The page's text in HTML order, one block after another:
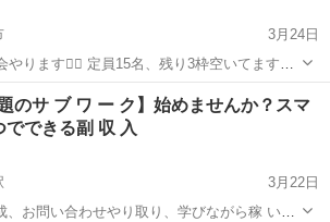
3月24日
やります🙆‍♂️ 定員15名、残り3枠空いてます。
時 場所: Cafe&Bar ハコブネ(普天間) 会費:
2,000円(フリードリンク込み) 参...
他 ビジネス
題のサ ブ ワ ー ク】始めませんか？スマ
でできる副 収 入
3月22日